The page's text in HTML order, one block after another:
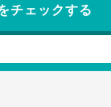
チェックする